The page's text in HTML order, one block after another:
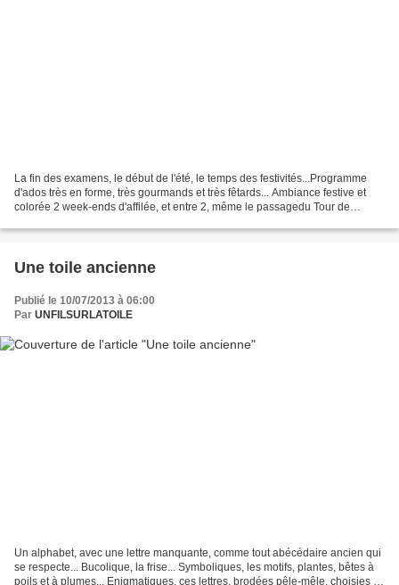
La fin des examens, le début de l'été, le temps des festivités...Programme
d'ados très en forme, très gourmands et très fêtards... Ambiance festive et
colorée 2 week-ends d'affilée, et entre 2, même le passagedu Tour de
Une toile ancienne
Publié le 10/07/2013 à 06:00
Par UNFILSURLATOILE
Un alphabet, avec une lettre manquante, comme tout abécédaire ancien qui
se respecte... Bucolique, la frise... Symboliques, les motifs, plantes, bêtes à
poils et à plumes... Enigmatiques, ces lettres, brodées pêle-mêle, choisies tel